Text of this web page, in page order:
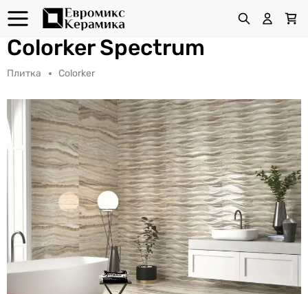
Colorker Spectrum
Плитка Colorker